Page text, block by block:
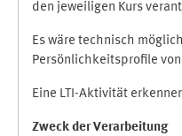
den jeweiligen Kurs
Es wäre technisch
Persönlichkeitsprofile
Eine LTI-Aktivität
Zweck der Verarbeitung